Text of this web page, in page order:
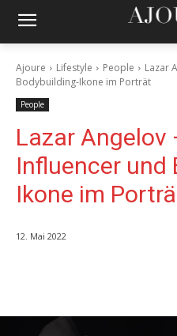
Ajoure Lifestyle People
Lazar
Bodybuilding-Ikone im Porträt
People
Lazar Angelov
Influencer und
Ikone im
12. Mai 2022